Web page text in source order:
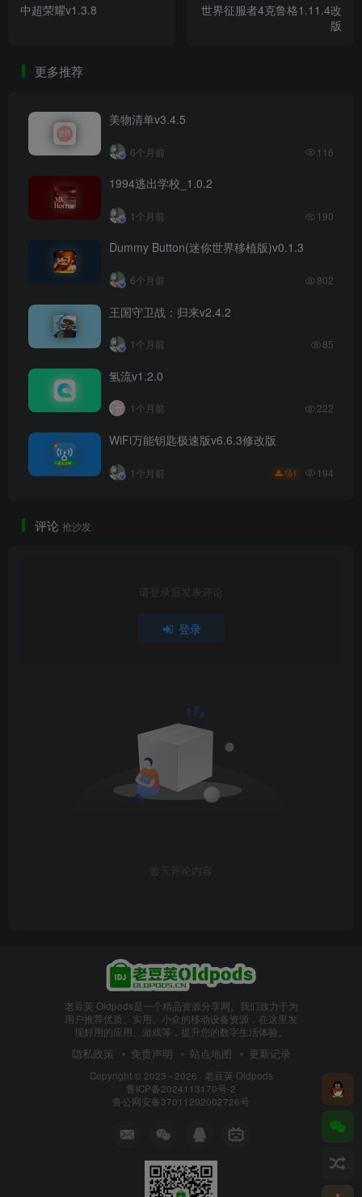
中超荣耀v1.3.8
世界征服者4克鲁格1.11.4改
版
更多推荐
美物清单v3.4.5
6个月前 116
1994逃出学校_1.0.2
1个月前 190
Dummy Button(迷你世界移植版)v0.1.3
6个月前 802
王国守卫战：归来v2.4.2
1个月前 85
氢流v1.2.0
1个月前 222
WiFi万能钥匙极速版v6.6.3修改版
1个月前 1 194
评论 抢沙发
请登录后发表评论
登录
暂无评论内容
老豆荚 Oldpods是一个精品资源分享网。我们致力于为
用户推荐优质、实用、小众的移动设备资源，在这里发
现好用的应用、游戏等，提升您的数字生活体验。
隐私政策 免责声明 站点地图 更新记录
Copyright © 2023 - 2026 · 老豆荚 Oldpods
鲁ICP备2024113170号-2
鲁公网安备37011202002726号